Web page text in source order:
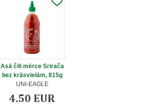
Asā čili mērce Srirača
bez krāsvielām, 815g
UNI-EAGLE
4.50 EUR